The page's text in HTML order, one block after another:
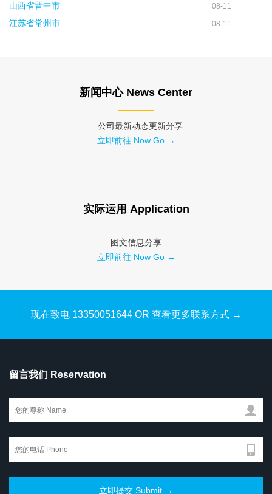
山西省晋中市 08-11
江苏省常州市 08-11
新闻中心 News Center
公司最新动态更新分享
立即前往 Now Go →
实际运用 Application
图文信息分享
立即前往 Now Go →
现在致电 13350051644 OR 查看更多联系方式 →
留言我们 Reservation